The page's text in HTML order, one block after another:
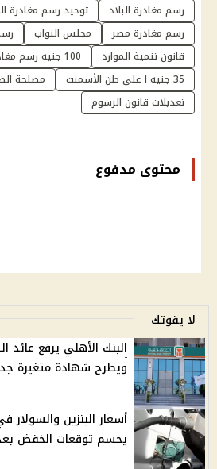
رسم مغادرة البلاد
توحيد رسم مغادرة
رسم مغادرة مصر
مجلس النواب
قانون تنمية الموارد
100 جنيه رسم مغادرة
35 جنيه ا على طن الأسمنت
مصلحة
تعديلات قانون الرسوم
محتوى مدفوع
لا يفوتك
البنك الأهلي يرفع عائد
ويطرح شهادة متغيرة
أسعار البنزين
يحسم توقعات الخفض